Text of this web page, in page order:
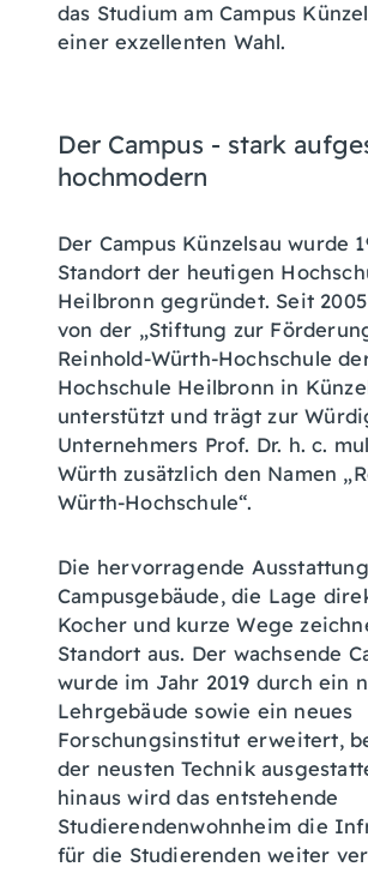
das Studium am Campus
einer exzellenten Wahl.
Der Campus - stark
hochmodern
Der Campus Künzelsau wurde
Standort der heutigen
Heilbronn gegründet. Seit
von der „Stiftung zur
Reinhold-Würth-Hochschule
Hochschule Heilbronn in
unterstützt und trägt zur
Unternehmers Prof. Dr. h. c.
Würth zusätzlich den Namen
Würth-Hochschule“.
Die hervorragende
Campusgebäude, die Lage
Kocher und kurze Wege
Standort aus. Der wachsende
wurde im Jahr 2019 durch ein
Lehrgebäude sowie ein neues
Forschungsinstitut erweitert,
der neusten Technik
hinaus wird das entstehende
Studierendenwohnheim die
für die Studierenden weiter